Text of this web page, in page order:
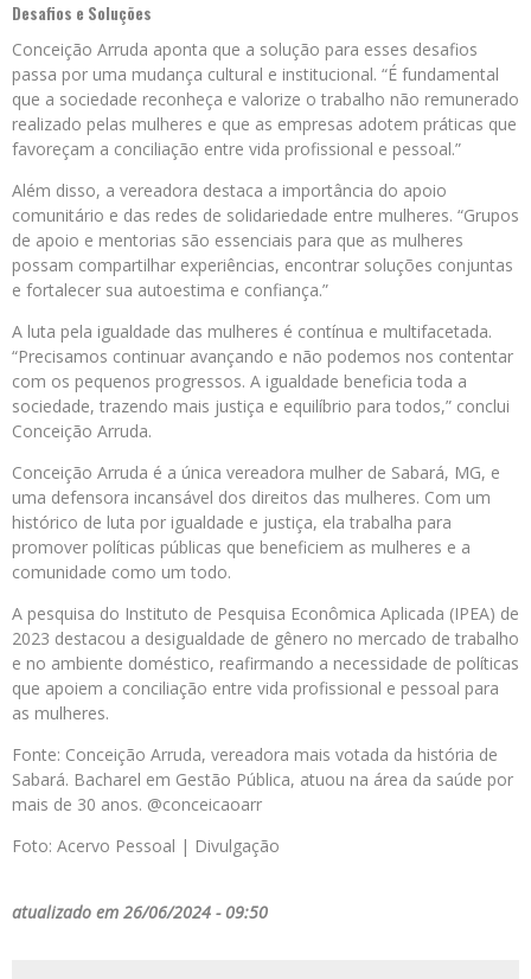
Desafios e Soluções
Conceição Arruda aponta que a solução para esses desafios
passa por uma mudança cultural e institucional. “É fundamental
que a sociedade reconheça e valorize o trabalho não remunerado
realizado pelas mulheres e que as empresas adotem práticas que
favoreçam a conciliação entre vida profissional e pessoal.”
Além disso, a vereadora destaca a importância do apoio
comunitário e das redes de solidariedade entre mulheres. “Grupos
de apoio e mentorias são essenciais para que as mulheres
possam compartilhar experiências, encontrar soluções conjuntas
e fortalecer sua autoestima e confiança.”
A luta pela igualdade das mulheres é contínua e multifacetada.
“Precisamos continuar avançando e não podemos nos contentar
com os pequenos progressos. A igualdade beneficia toda a
sociedade, trazendo mais justiça e equilíbrio para todos,” conclui
Conceição Arruda.
Conceição Arruda é a única vereadora mulher de Sabará, MG, e
uma defensora incansável dos direitos das mulheres. Com um
histórico de luta por igualdade e justiça, ela trabalha para
promover políticas públicas que beneficiem as mulheres e a
comunidade como um todo.
A pesquisa do Instituto de Pesquisa Econômica Aplicada (IPEA) de
2023 destacou a desigualdade de gênero no mercado de trabalho
e no ambiente doméstico, reafirmando a necessidade de políticas
que apoiem a conciliação entre vida profissional e pessoal para
as mulheres.
Fonte: Conceição Arruda, vereadora mais votada da história de
Sabará. Bacharel em Gestão Pública, atuou na área da saúde por
mais de 30 anos. @conceicaoarr
Foto: Acervo Pessoal | Divulgação
atualizado em 26/06/2024 - 09:50